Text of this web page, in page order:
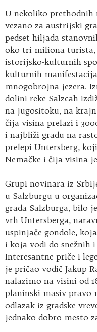
U nekoliko prethodnih
vezano za austrijski
pedset hiljada
oko tri miliona turista
istorijsko-kulturnih
kulturnih
mnogobrojna jezera.
dolini reke Salzcah
na jugositoku, na
čija visina prelazi i
i najbliži gradu na
prelepi Untersberg,
Nemačke i čija visina
Grupi novinara iz
u Salzburgu u
grada Salzburga, bilo
vrh Untersberga,
uspinjače-gondole,
i koja vodi do snežnih
Interesantne priče i
je pričao vodič Jakup
nalazimo na visini od
planinski masiv pravo
odlazak iz gradske
jednako dobro mesto